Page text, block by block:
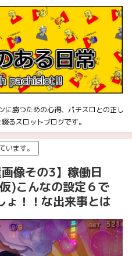
に勝つための心得、パチスロとの正し
るスロットブログです。
ます。
像その3】稼働日
)こんなの設定６で
ょ！！な出来事とは